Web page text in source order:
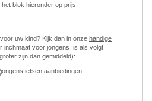
blok hieronder op prijs.
uw kind? Kijk dan in onze handige
inchmaat voor jongens is als volgt
zijn dan gemiddeld):